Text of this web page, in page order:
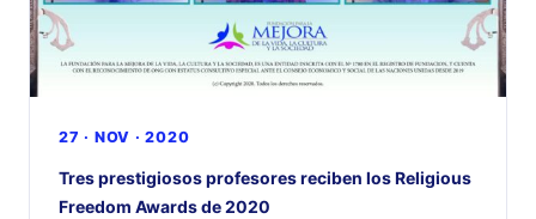
27 · NOV · 2020
Tres prestigiosos profesores reciben los Religious
Freedom Awards de 2020